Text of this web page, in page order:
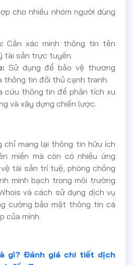
cho nhiều nhóm người dùng
Cần xác minh thông tin tên
tài sản trực tuyến.
Sử dụng để bảo vệ thương
thông tin đối thủ cạnh tranh.
cứu thông tin để phân tích xu
và xây dựng chiến lược.
chỉ mang lại thông tin hữu ích
miền mà còn có nhiều ứng
tài sản trí tuệ, phòng chống
minh bạch trong môi trường
và cách sử dụng dịch vụ
cường bảo mật thông tin cá
của mình.
gì? Đánh giá chi tiết dịch